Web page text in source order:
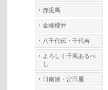
赤兎馬
金峰櫻井
八千代伝・千代吉
よろしく千萬あるべ
し
日南娘・宮田屋